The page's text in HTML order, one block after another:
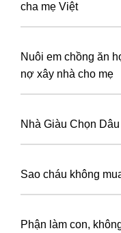
cha mẹ Việt
Nuôi em chồng ăn
nợ xây nhà cho mẹ
Nhà Giàu Chọn
Sao cháu không
Phận làm con,